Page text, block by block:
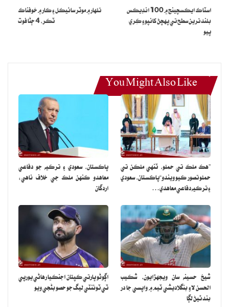
2023 ۾ 90 سيڪنڊن جي وٿي تي هي 1950 جي ڏهاڪي جي جوهري
هي گهڙي سڀ کان پهريان 1947 ۾ بليٽن آف دي اٽامڪ سائنٽسٽس جي
ميمبرن ٺاهي هئي.
جيتوڻيڪ اهو هڪ رسالو شايع ڪندو آهي پر بليٽن اصل ۾ ماهرن جو هڪ
گروپ آهي، جيڪو جوهري دور جي شروعات ۾ ٺاهيو ويو هو ۽ ان ۾ البرٽ
آئن اسٽائن ۽ جي رابرٽ اوپن هائمر جهڙا دنيا جا مشهور سائسندان شامل
هاڻي اها گهڙي ڪيڏانهن ويندي، اها ڪنهن کي خبر ناهي، جڏهن هر سال
زور ڏيندا آهن ته ان جو مطلب هڪ ايڪشن جي ضرورت ۽ سائنسدانن کي
وارننگ آهي ته خطرو اچڻ وارو آهي پر ان بابت ڪجهه ڪرڻ سندن اختيار ۾
آهي.
اسٽاڪ ايڪسچينج ۾ 100 انڊيڪس
بلند ترين سطح تي پهچڻ کانپوءِ ڪِري
پيو
تلهار ۾ موٽر سائيڪل ۽ ڪار ۾ خوفناڪ
ٽڪر، 4 ڄڻا فوت
You Might Also Like
”هڪ ملڪ تي حملو، ٽنهي ملڪن تي
حملو تصور ڪيو ويندو“پاڪستان، سعودي
۽ ترڪيه دفاعي معاهدي…
پاڪستان، سعودي ۽ ترڪيه جو دفاعي
معاهدو ڪنهن ملڪ جي خلاف ناهي:
اردگان
شيخ حسينه سان ويجهڙايون، شڪيب
الحسن لاءِ بنگلاديشي ٽيم ۾ واپسي جا در
بند ٿيڻ لڳا
اڳوڻو ڀارتي ڪپتان اجنڪيا رهاڻي يورپي
ٽي ٽوئنٽي ليگ جو حصو بڻجي ويو